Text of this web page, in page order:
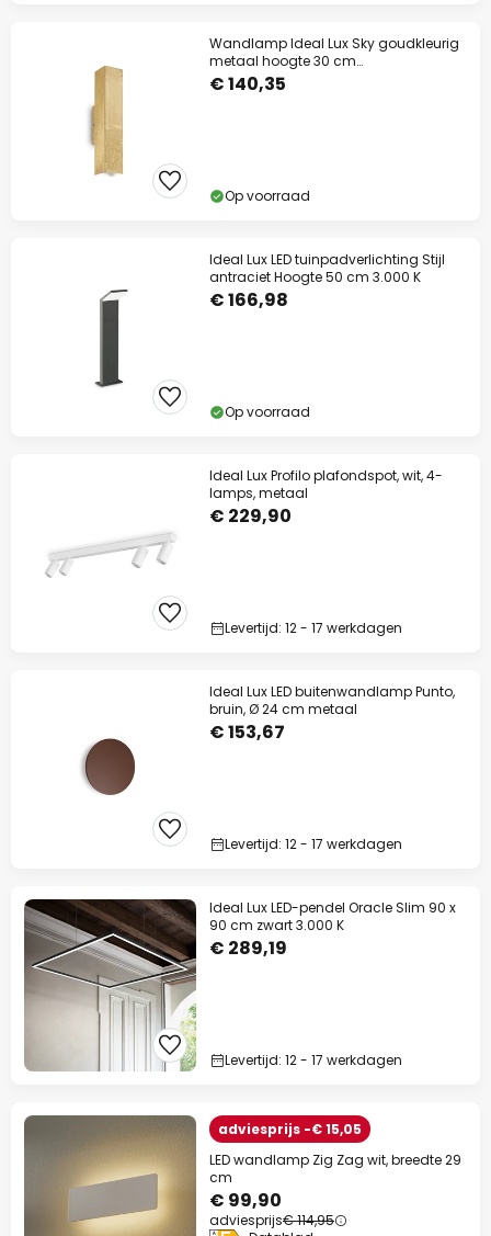
Wandlamp Ideal Lux Sky goudkleurig
metaal hoogte 30 cm
omhoog/omlaag
€ 140,35
Op voorraad
Ideal Lux LED tuinpadverlichting Stijl
antraciet Hoogte 50 cm 3.000 K
€ 166,98
Op voorraad
Ideal Lux Profilo plafondspot, wit, 4-
lamps, metaal
€ 229,90
Levertijd: 12 - 17 werkdagen
Ideal Lux LED buitenwandlamp Punto,
bruin, Ø 24 cm metaal
€ 153,67
Levertijd: 12 - 17 werkdagen
Ideal Lux LED-pendel Oracle Slim 90 x
90 cm zwart 3.000 K
€ 289,19
Levertijd: 12 - 17 werkdagen
adviesprijs -€ 15,05
LED wandlamp Zig Zag wit, breedte 29
cm
€ 99,90
adviesprijs€ 114,95